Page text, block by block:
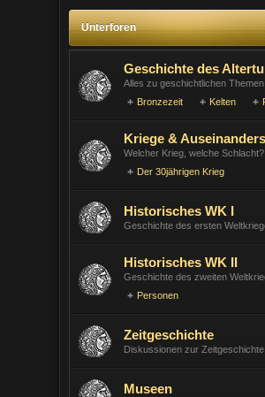
Unterforen
Geschichte des
Alles zu geschichtlichen
Bronzezeit
Kelten
Kriege &
Welcher Krieg, welche
Der 30jährigen Krieg
Historisches WK I
Geschichte des ersten
Historisches WK II
Geschichte des zweiten
Personen
Zeitgeschichte
Diskussionen zur
Museen